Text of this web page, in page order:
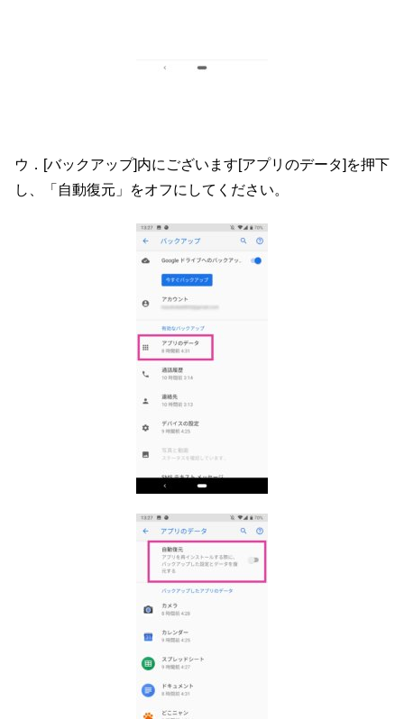
ウ．[バックアップ]内にございます[アプリのデータ]を押下
し
、「自動復元」をオフにしてください。